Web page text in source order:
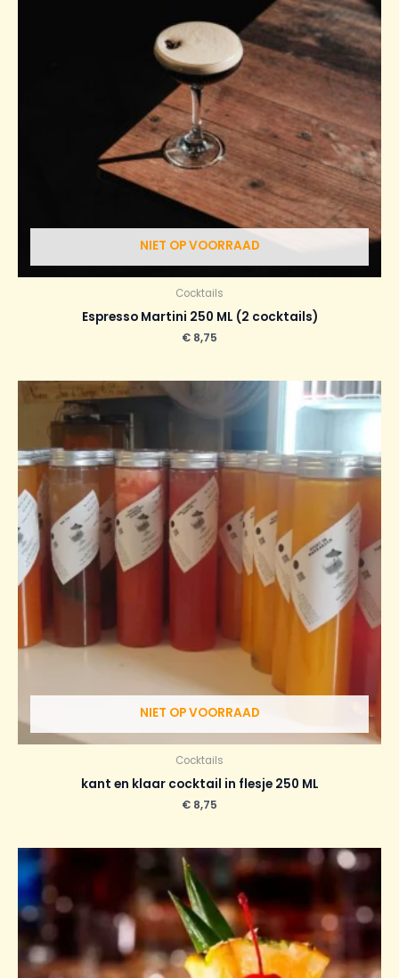
NIET OP VOORRAAD
Cocktails
Espresso Martini 250 ML (2 cocktails)
€ 8,75
NIET OP VOORRAAD
Cocktails
kant en klaar cocktail in flesje 250 ML
€ 8,75